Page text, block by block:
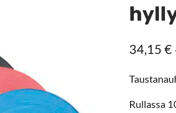
34,15 €
Rullassa